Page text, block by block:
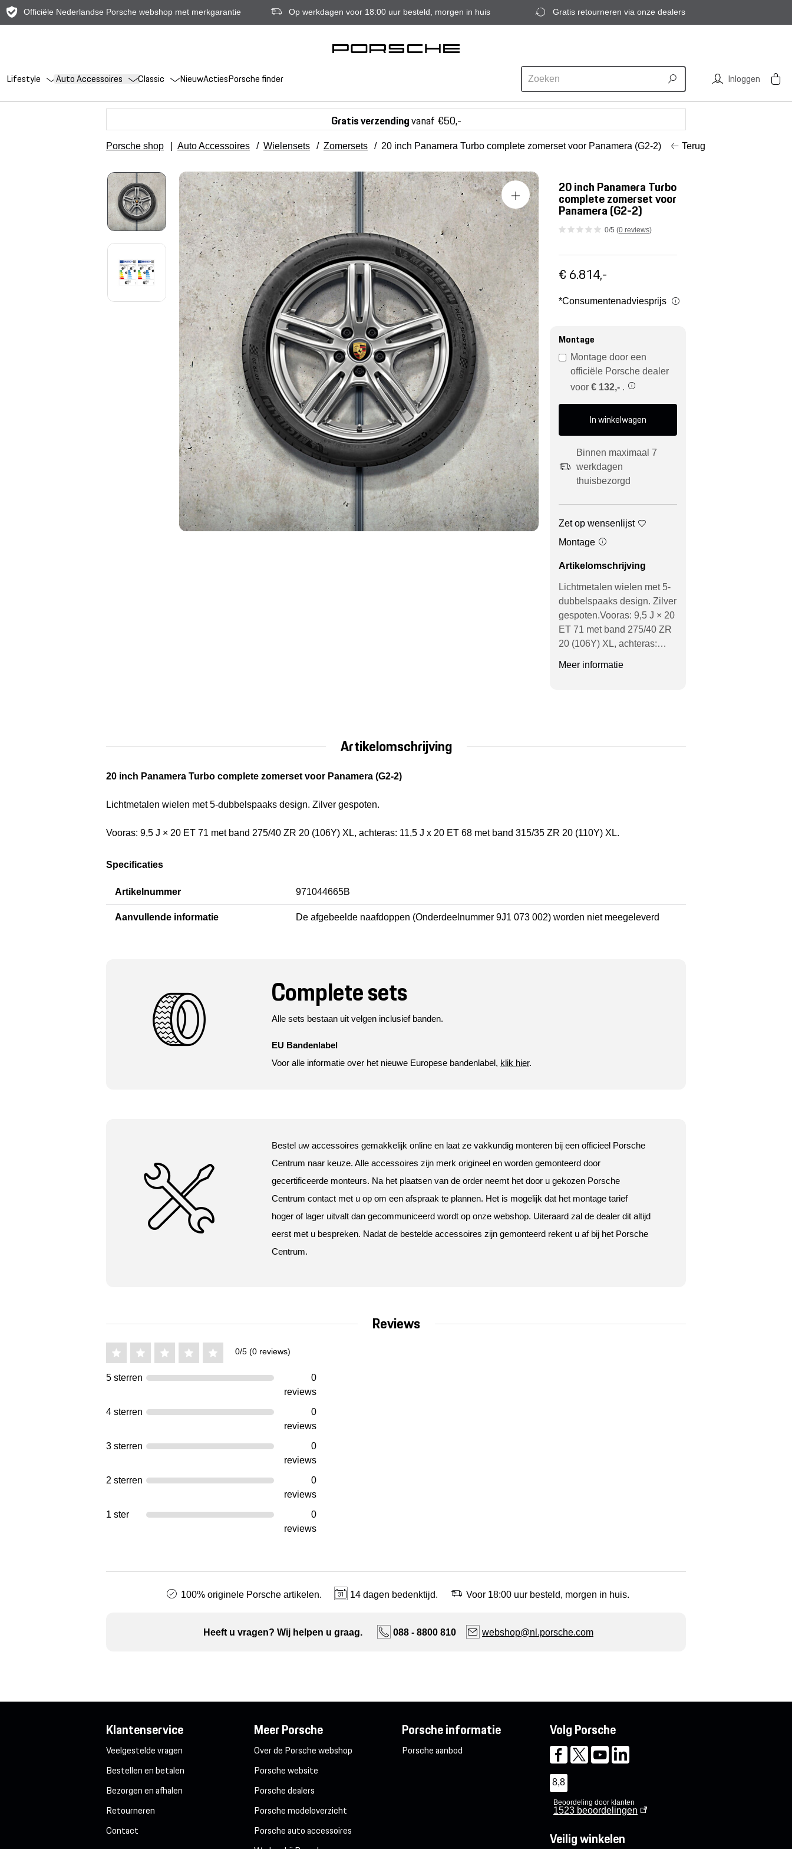
Officiële Nederlandse Porsche webshop met merkgarantie Op werkdagen voor 18:00 uur besteld, morgen in huis Gratis retourneren via onze dealers
Lifestyle Auto Accessoires Classic NieuwActiesPorsche finder Inloggen
Gratis verzendingvanaf €50,-
Porsche shop Auto Accessoires / Wielensets / Zomersets / 20 inch Panamera Turbo complete zomerset voor Panamera (G2-2) Terug
20 inch Panamera Turbo
complete zomerset voor
Panamera (G2-2)
0/5 (0 reviews)
€ 6.814,-
*Consumentenadviesprijs
Montage
Montage door een
officiële Porsche dealer
voor € 132,- .
In winkelwagen
Binnen maximaal 7
werkdagen
thuisbezorgd
Zet op wensenlijst
Montage
Artikelomschrijving
Lichtmetalen wielen met 5-
dubbelspaaks design. Zilver
gespoten.Vooras: 9,5 J × 20
ET 71 met band 275/40 ZR
20 (106Y) XL, achteras:…
Meer informatie
Artikelomschrijving
20 inch Panamera Turbo complete zomerset voor Panamera (G2-2)
Lichtmetalen wielen met 5-dubbelspaaks design. Zilver gespoten.
Vooras: 9,5 J × 20 ET 71 met band 275/40 ZR 20 (106Y) XL, achteras: 11,5 J x 20 ET 68 met band 315/35 ZR 20 (110Y) XL.
Specificaties
Artikelnummer 971044665B
Aanvullende informatie De afgebeelde naafdoppen (Onderdeelnummer 9J1 073 002) worden niet meegeleverd
Complete sets
Alle sets bestaan uit velgen inclusief banden.
EU Bandenlabel
Voor alle informatie over het nieuwe Europese bandenlabel, klik hier.
Bestel uw accessoires gemakkelijk online en laat ze vakkundig monteren bij een officieel Porsche
Centrum naar keuze. Alle accessoires zijn merk origineel en worden gemonteerd door
gecertificeerde monteurs. Na het plaatsen van de order neemt het door u gekozen Porsche
Centrum contact met u op om een afspraak te plannen. Het is mogelijk dat het montage tarief
hoger of lager uitvalt dan gecommuniceerd wordt op onze webshop. Uiteraard zal de dealer dit altijd
eerst met u bespreken. Nadat de bestelde accessoires zijn gemonteerd rekent u af bij het Porsche
Centrum.
Reviews
0/5 (0 reviews)
5 sterren
0
reviews
4 sterren
0
reviews
3 sterren
0
reviews
2 sterren
0
reviews
1 ster
0
reviews
100% originele Porsche artikelen. 14 dagen bedenktijd. Voor 18:00 uur besteld, morgen in huis.
Heeft u vragen? Wij helpen u graag. 088 - 8800 810 webshop@nl.porsche.com
Klantenservice
Veelgestelde vragen
Bestellen en betalen
Bezorgen en afhalen
Retourneren
Contact
Meer Porsche
Over de Porsche webshop
Porsche website
Porsche dealers
Porsche modeloverzicht
Porsche auto accessoires
Porsche informatie
Porsche aanbod
Volg Porsche
8,8
Beoordeling door klanten
1523 beoordelingen
Veilig winkelen